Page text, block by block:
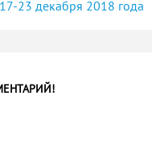
23 декабря 2018 года